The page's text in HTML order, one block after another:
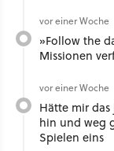
vor einer Woche
»Follow the
Missionen
vor einer Woche
Hätte mir
hin und weg
Spielen eins